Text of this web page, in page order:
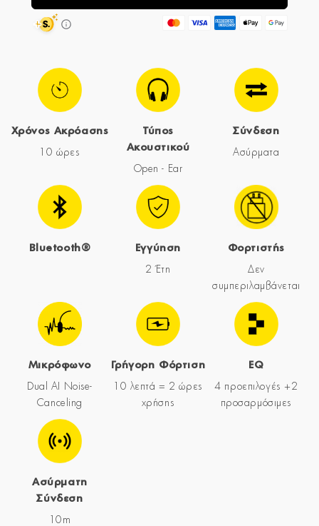
Χρόνος Ακρόασης
10 ώρες
Τύπος
Ακουστικού
Open - Ear
Σύνδεση
Ασύρματα
Bluetooth® Εγγύηση
2 Έτη
Φορτιστής
Δεν
συμπεριλαμβάνεται
Μικρόφωνο
Dual AI Noise-
Canceling
Γρήγορη Φόρτιση
10 λεπτά = 2 ώρες
χρήσης
EQ
4 προεπιλογές +2
προσαρμόσιμες
Ασύρματη
Σύνδεση
10m